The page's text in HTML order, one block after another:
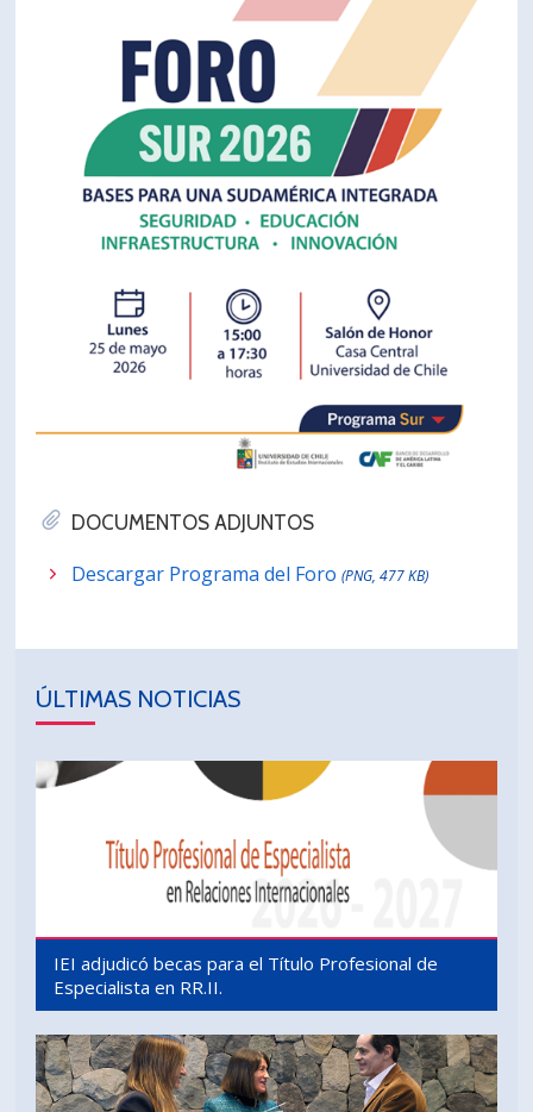
DOCUMENTOS ADJUNTOS
Descargar Programa del Foro(PNG, 477 KB)
ÚLTIMAS NOTICIAS
IEI adjudicó becas para el Título Profesional de
Especialista en RR.II.